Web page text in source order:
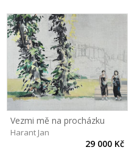
Vezmi mě na procházku
Harant Jan
29 000 Kč